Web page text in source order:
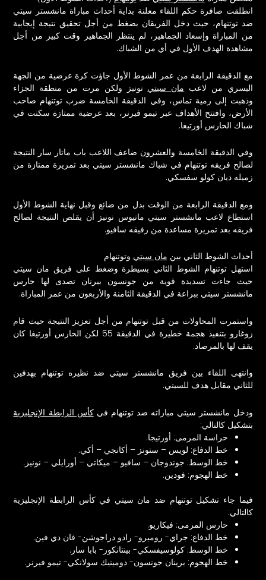
انطلقت صافرة حكم اللقاء معلنة بداية أحداث مباراة مانشستر سيتي
ضد توتنهام، حيث دخل الفريقان بضغط من أجل تحقيق نتيجة إيجابية
من المباراة وإسعاد الجماهير، لم ينتظر الجماهير وقت كبير من أجل
مشاهدة الهدف الأول في أي من الشباك.
مع الدقيقة الرابعة من عمر الشوط الأول جاؤت كرة عرضية من الجهة
اليسري من لاعب مان سيتي نونيز ولكن مرت من منطقة الجزاء
وذهبت إلى رمية تماس، وفي الدقيقة الخامسة ضرب توتنهام صاحب
الأرض، وافتتح الأهداف عبر تيمو فيرنر، بعد عرضية ممتازة سكنت في
شباك الحارس أورتيغا.
وفي الدقيقة الخامسة والعشرون ضاعف اللاعب باب ماتار سار النتيجة
لصالح فريقه توتنهام في شباك مانشستر سيتي بعد تمريرة ممتازة من
زميله ديان كولو سفسكي.
ومع الدقيقة الرابعة من الوقت بدل من ضائع وقبل نهاية الشوط الأول
استطاع لاعب مانشستر سيتي ماتيوس نونيز أن يقلص النتيجة لصالح
فريقه بعد تمريرة مساعدة من رفيقه سافيو.
أحداث الشوط الثاني بين مان سيتي وتوتنهام
استهل توتنهام الشوط الثاني بسيطرة وضغط على فريق مان سيتي
حيث جاءت تسديدة قوية من جونسون بيرنان تصدى لها حارس
مانشستر سيتي ببراعة في الدقيقة الثامنة والأربعون من عمر المباراة.
واستمرت المحاولات من قبل توتنهام من أجل تعزيز النتيجة حيث قام
زوغارو بتنفيذ هجمة خطيرة في الدقيقة 55 لكن الحارس أورتيغا كان
يقف لها بالمرصاد.
وانتهى اللقاء بين فريق مانشستر سيتي ضد نظيره توتنهام بهدفين
للثاني مقابل هدف للسيتي.
ودخل مانشستر سيتي مباراته ضد توتنهام فيكأس الرابطة الإنجليزية
بتشكيل كالتالي:
حراسة المرمى: أورتيجا.
خط الدفاع: لويس – ستونز – أكانجي – أكي.
خط الوسط: جوندوجان – سافيو – ميكاتي – أورايلي – نونيز.
خط الهجوم: فودين.
فيما جاء تشكيل توتنهام ضد مان سيتي في كأس الرابطة الإنجليزية
كالتالي:
حارس المرمى: فيكاريو.
خط الدفاع: جراي- روميرو- رادو دراجوشن- فان دي فين.
خط الوسط: كولوسيفسكي- بينتانكور- بابا سار.
خط الهجوم: برينان جونسون- دومينيك سولانكي- تيمو فيرنر.